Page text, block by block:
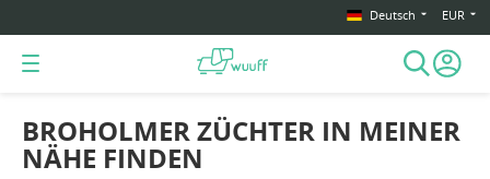
Deutsch EUR
BROHOLMER ZÜCHTER IN MEINER
NÄHE FINDEN